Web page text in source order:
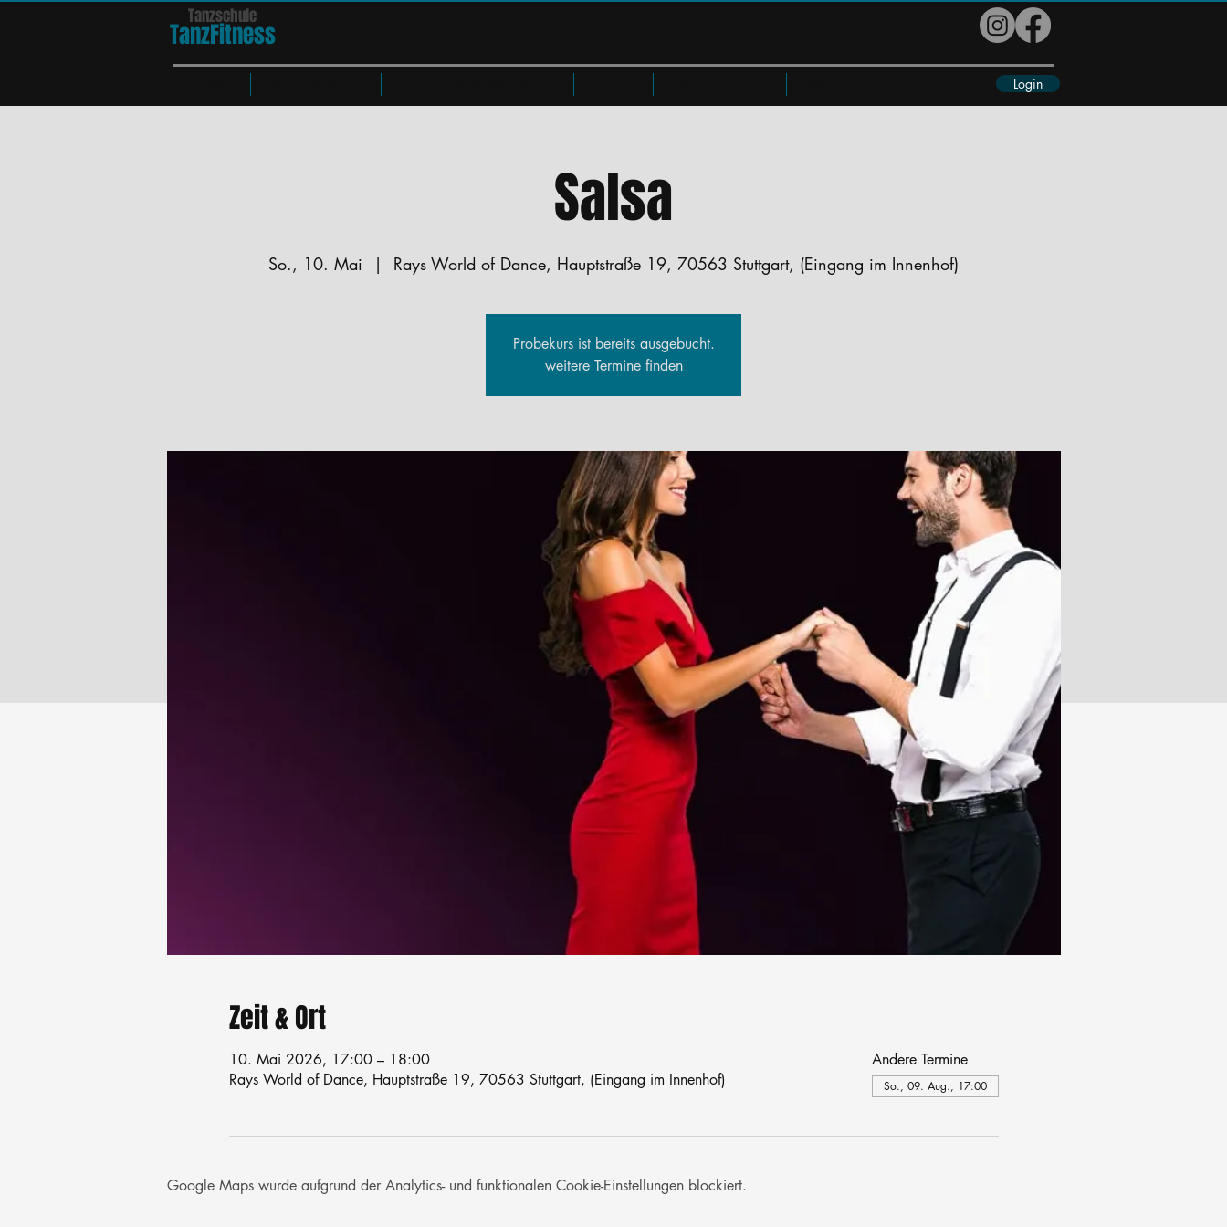
Tanzschule
TanzFitness
Login
Salsa
So., 10. Mai
  |
Rays World of Dance, Hauptstraße 19, 70563 Stuttgart, (Eingang im Innenhof)
Probekurs ist bereits ausgebucht.
weitere Termine finden
Zeit & Ort
10. Mai 2026, 17:00 – 18:00
Rays World of Dance, Hauptstraße 19, 70563 Stuttgart, (Eingang im Innenhof)
Andere Termine
So., 09. Aug., 17:00
Google Maps wurde aufgrund der Analytics- und funktionalen Cookie-Einstellungen blockiert.